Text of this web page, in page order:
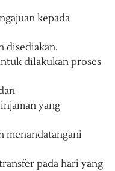
kepada
disediakan.
dilakukan proses
yang
menandatangani
pada hari yang